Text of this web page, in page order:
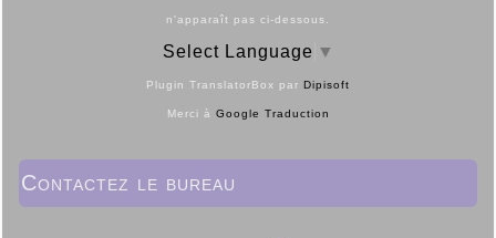
n'apparaît pas ci-dessous.
Select Language ▼
Plugin TranslatorBox par Dipisoft
Merci à Google Traduction
Contactez le bureau